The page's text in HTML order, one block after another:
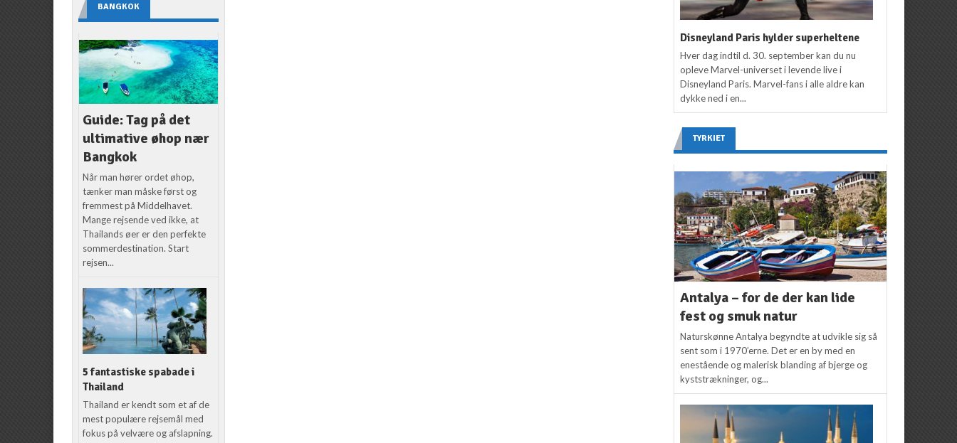
BANGKOK
Guide: Tag på det
ultimative øhop nær
Bangkok
Når man hører ordet øhop,
tænker man måske først og
fremmest på Middelhavet.
Mange rejsende ved ikke, at
Thailands øer er den perfekte
sommerdestination. Start
rejsen...
5 fantastiske spabade i
Thailand
Thailand er kendt som et af de
mest populære rejsemål med
fokus på velvære og afslapning.
Disneyland Paris hylder superheltene
Hver dag indtil d. 30. september kan du nu
opleve Marvel-universet i levende live i
Disneyland Paris. Marvel-fans i alle aldre kan
dykke ned i en...
TYRKIET
Antalya – for de der kan lide
fest og smuk natur
Naturskønne Antalya begyndte at udvikle sig så
sent som i 1970’erne. Det er en by med en
enestående og malerisk blanding af bjerge og
kyststrækninger, og...